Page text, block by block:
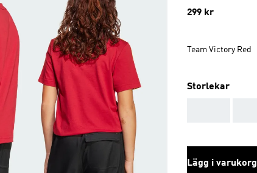
Pris
299 kr
Team Victory Red
Storlekar
Lägg i varukorg